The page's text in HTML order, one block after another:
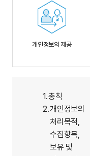
개인정보의 제공
1.총칙
2.개인정보의
처리목적,
수집항목,
보유 및